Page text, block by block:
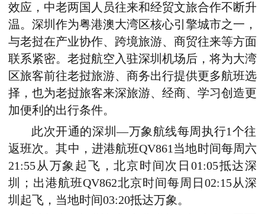
效应，中老两国人员往来和经贸文旅合作不断升
温。深圳作为粤港澳大湾区核心引擎城市之一，
与老挝在产业协作、跨境旅游、商贸往来等方面
联系紧密。老挝航空入驻深圳机场后，将为大湾
区旅客前往老挝旅游、商务出行提供更多航班选
择，也为老挝旅客来深旅游、经商、学习创造更
加便利的出行条件。
此次开通的深圳—万象航线每周执行1个往
返班次。其中，进港航班QV861当地时间每周六
21:55从万象起飞，北京时间次日01:05抵达深
圳；出港航班QV862北京时间每周日02:15从深
圳起飞，当地时间03:20抵达万象。